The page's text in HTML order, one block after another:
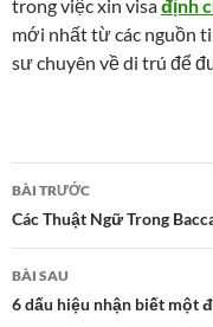
trong việc xin visađịnh
mới nhất từ các nguồn
sư chuyên về di trú để
Điều
hướng
bài
viết
BÀI TRƯỚC
Các Thuật Ngữ Trong
BÀI SAU
6 dấu hiệu nhận biết một